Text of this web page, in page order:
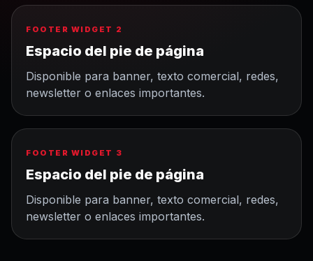
FOOTER WIDGET 2
Espacio del pie de página
Disponible para banner, texto comercial, redes,
newsletter o enlaces importantes.
FOOTER WIDGET 3
Espacio del pie de página
Disponible para banner, texto comercial, redes,
newsletter o enlaces importantes.